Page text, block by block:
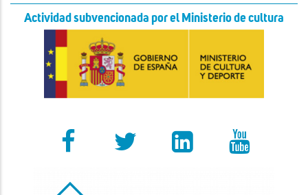
Actividad subvencionada por el Ministerio de cultura